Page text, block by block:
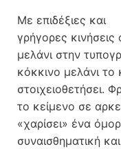
Με επιδέξιες και
γρήγορες
μελάνι στην
κόκκινο μελάνι το
στοιχειοθετήσει.
το κείμενο σε
«χαρίσει» ένα
συναισθηματική